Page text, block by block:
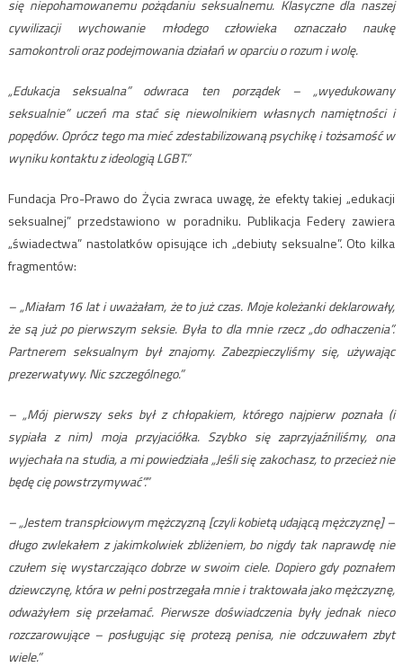
się niepohamowanemu pożądaniu seksualnemu. Klasyczne dla naszej
cywilizacji wychowanie młodego człowieka oznaczało naukę
samokontroli oraz podejmowania działań w oparciu o rozum i wolę.
„Edukacja seksualna” odwraca ten porządek – „wyedukowany
seksualnie” uczeń ma stać się niewolnikiem własnych namiętności i
popędów. Oprócz tego ma mieć zdestabilizowaną psychikę i tożsamość w
wyniku kontaktu z ideologią LGBT.”
Fundacja Pro-Prawo do Życia zwraca uwagę, że efekty takiej „edukacji
seksualnej” przedstawiono w poradniku. Publikacja Federy zawiera
„świadectwa” nastolatków opisujące ich „debiuty seksualne”. Oto kilka
fragmentów:
– „Miałam 16 lat i uważałam, że to już czas. Moje koleżanki deklarowały,
że są już po pierwszym seksie. Była to dla mnie rzecz „do odhaczenia”.
Partnerem seksualnym był znajomy. Zabezpieczyliśmy się, używając
prezerwatywy. Nic szczególnego.”
– „Mój pierwszy seks był z chłopakiem, którego najpierw poznała (i
sypiała z nim) moja przyjaciółka. Szybko się zaprzyjaźniliśmy, ona
wyjechała na studia, a mi powiedziała „Jeśli się zakochasz, to przecież nie
będę cię powstrzymywać”.”
– „Jestem transpłciowym mężczyzną [czyli kobietą udającą mężczyznę] –
długo zwlekałem z jakimkolwiek zbliżeniem, bo nigdy tak naprawdę nie
czułem się wystarczająco dobrze w swoim ciele. Dopiero gdy poznałem
dziewczynę, która w pełni postrzegała mnie i traktowała jako mężczyznę,
odważyłem się przełamać. Pierwsze doświadczenia były jednak nieco
rozczarowujące – posługując się protezą penisa, nie odczuwałem zbyt
wiele.”